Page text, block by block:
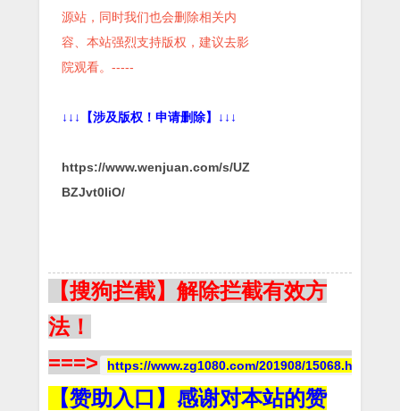
源站，同时我们也会删除相关内
容、本站强烈支持版权，建议去影
院观看。-----
↓↓↓【涉及版权！申请删除】↓↓↓
https://www.wenjuan.com/s/UZ
BZJvt0liO/
【搜狗拦截】解除拦截有效方
法！
===>
https://www.zg1080.com/201908/15068.html
【赞助入口】感谢对本站的赞